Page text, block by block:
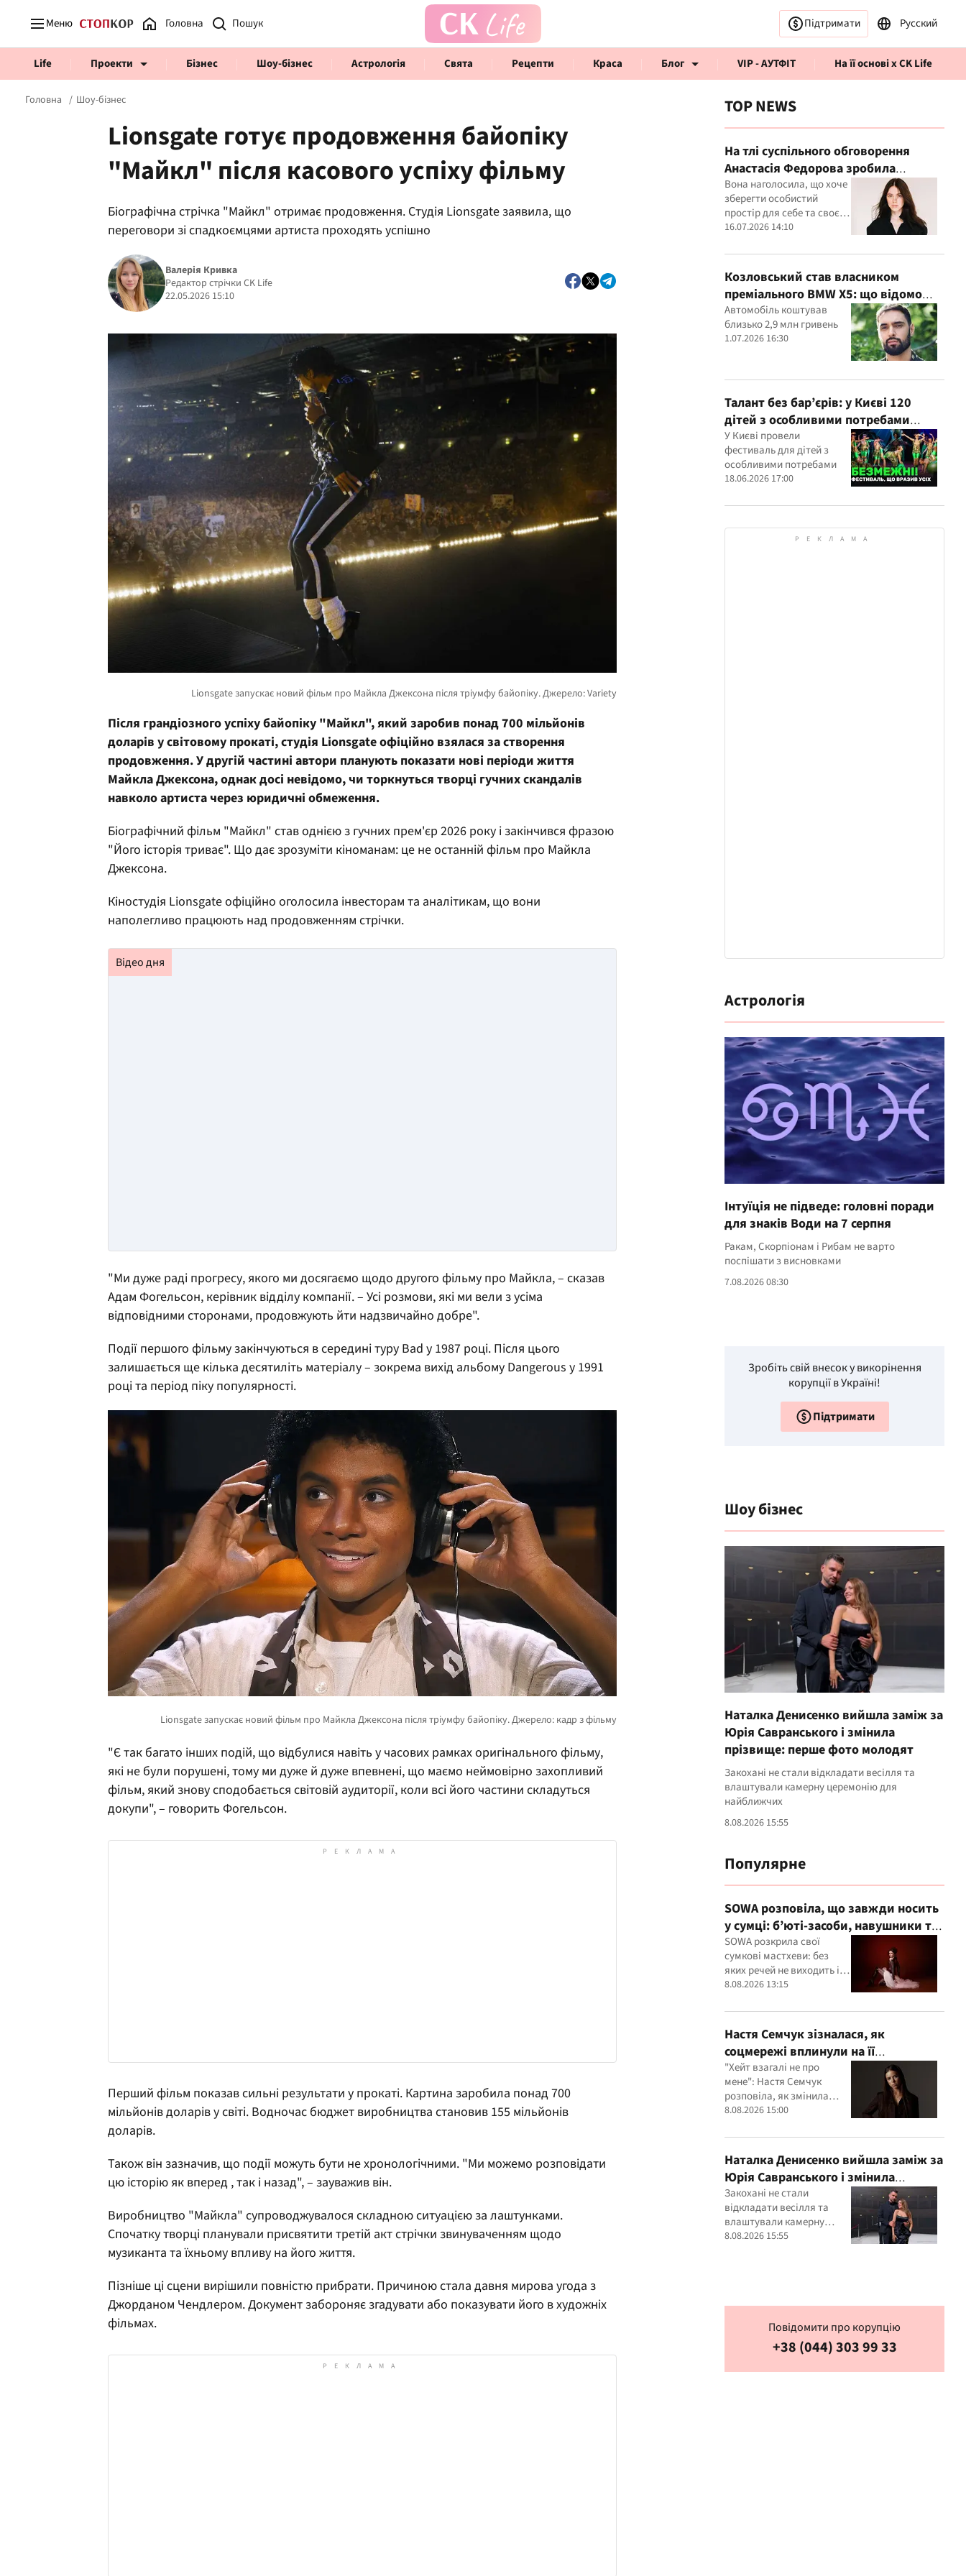
Меню Головна Підтримати Русский
Life Проекти Бізнес Шоу-бізнес Астрологія Свята Рецепти Краса Блог VIP - АУТФІТ На її основі x CK Life
Говорять інфлюенсери
Головна Шоу-бізнес
Lionsgate готує продовження байопіку
"Майкл" після касового успіху фільму
Біографічна стрічка "Майкл" отримає продовження. Студія Lionsgate заявила, що
переговори зі спадкоємцями артиста проходять успішно
Валерія Кривка
Редактор стрічки CK Life
22.05.2026 15:10
Після грандіозного успіху байопіку "Майкл", який заробив понад 700 мільйонів
доларів у світовому прокаті, студія Lionsgate офіційно взялася за створення
продовження. У другій частині автори планують показати нові періоди життя
Майкла Джексона, однак досі невідомо, чи торкнуться творці гучних скандалів
навколо артиста через юридичні обмеження.
Біографічний фільм "Майкл" став однією з гучних прем'єр 2026 року і закінчився фразою
"Його історія триває". Що дає зрозуміти кіноманам: це не останній фільм про Майкла
Джексона.
Кіностудія Lionsgate офіційно оголосила інвесторам та аналітикам, що вони
наполегливо працюють над продовженням стрічки.
"Ми дуже раді прогресу, якого ми досягаємо щодо другого фільму про Майкла, – сказав
Адам Фогельсон, керівник відділу компанії. – Усі розмови, які ми вели з усіма
відповідними сторонами, продовжують йти надзвичайно добре".
Події першого фільму закінчуються в середині туру Bad у 1987 році. Після цього
залишається ще кілька десятиліть матеріалу – зокрема вихід альбому Dangerous у 1991
році та період піку популярності.
"Є так багато інших подій, що відбулися навіть у часових рамках оригінального фільму,
які не були порушені, тому ми дуже й дуже впевнені, що маємо неймовірно захопливий
фільм, який знову сподобається світовій аудиторії, коли всі його частини складуться
докупи", – говорить Фогельсон.
Перший фільм показав сильні результати у прокаті. Картина заробила понад 700
мільйонів доларів у світі. Водночас бюджет виробництва становив 155 мільйонів
доларів.
Також він зазначив, що події можуть бути не хронологічними. "Ми можемо розповідати
цю історію як вперед , так і назад", – зауважив він.
Виробництво "Майкла" супроводжувалося складною ситуацією за лаштунками.
Спочатку творці планували присвятити третій акт стрічки звинуваченням щодо
музиканта та їхньому впливу на його життя.
Пізніше ці сцени вирішили повністю прибрати. Причиною стала давня мирова угода з
Джорданом Чендлером. Документ забороняє згадувати або показувати його в художніх
фільмах.
TOP NEWS
На тлі суспільного обговорення
Анастасія Федорова зробила
публічну заяву
Вона наголосила, що хоче
зберегти особистий
простір для себе та своєї
дитини
16.07.2026 14:10
Козловський став власником
преміального BMW X5: що відомо
про покупку
Автомобіль коштував
близько 2,9 млн гривень
1.07.2026 16:30
Талант без бар’єрів: у Києві 120
дітей з особливими потребами
виступили на всеукраїнському
фестивалі
У Києві провели
фестиваль для дітей з
особливими потребами
18.06.2026 17:00
Астрологія
Інтуїція не підведе: головні поради
для знаків Води на 7 серпня
Ракам, Скорпіонам і Рибам не варто
поспішати з висновками
7.08.2026 08:30
Зробіть свій внесок у викорінення
корупції в Україні!
Підтримати
Шоу бізнес
Наталка Денисенко вийшла заміж за
Юрія Савранського і змінила
прізвище: перше фото молодят
Закохані не стали відкладати весілля та
влаштували камерну церемонію для
найближчих
8.08.2026 15:55
Популярне
SOWA розповіла, що завжди носить
у сумці: б’юті-засоби, навушники та
флешки з музикою
SOWA розкрила свої
сумкові мастхеви: без
яких речей не виходить із
дому
8.08.2026 13:15
Настя Семчук зізналася, як
соцмережі вплинули на її
самооцінку: "Я почала сумніватися в
собі"
"Хейт взагалі не про
мене": Настя Семчук
розповіла, як змінила
ставлення до критики
8.08.2026 15:00
Наталка Денисенко вийшла заміж за
Юрія Савранського і змінила
прізвище: перше фото молодят
Закохані не стали
відкладати весілля та
влаштували камерну
церемонію для
8.08.2026 15:55
Повідомити про корупцію
+38 (044) 303 99 33